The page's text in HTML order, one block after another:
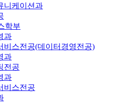
니케이션과
학부
과
비스전공(데이터경영전공)
과
전공
과
비스전공